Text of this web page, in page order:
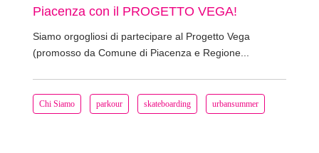
Chi Siamo parkour skateboarding urbansummer
Piacenza con il PROGETTO VEGA!
Siamo orgogliosi di partecipare al Progetto Vega
(promosso da Comune di Piacenza e Regione...